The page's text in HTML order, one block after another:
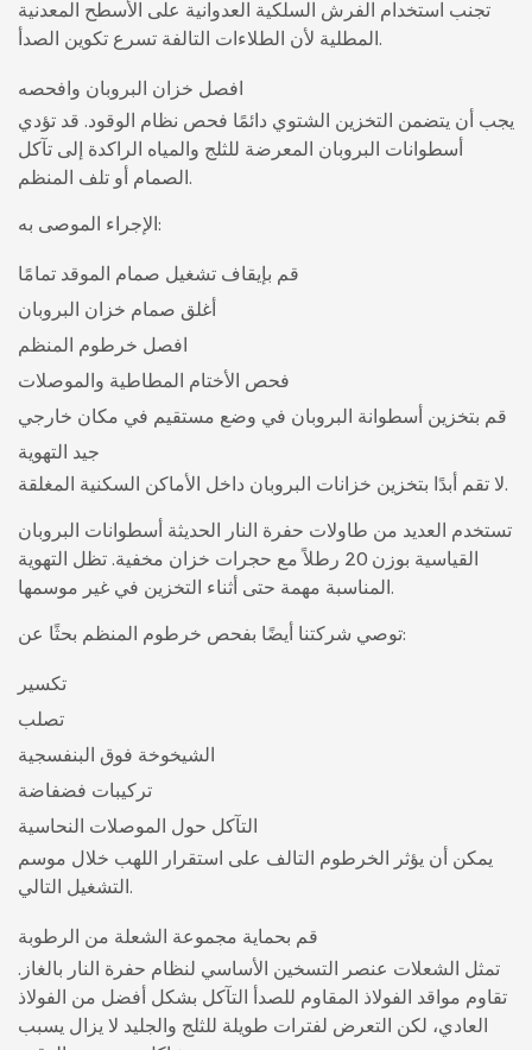
تجنب استخدام الفرش السلكية العدوانية على الأسطح المعدنية
المطلية لأن الطلاءات التالفة تسرع تكوين الصدأ.
افصل خزان البروبان وافحصه
يجب أن يتضمن التخزين الشتوي دائمًا فحص نظام الوقود. قد تؤدي
أسطوانات البروبان المعرضة للثلج والمياه الراكدة إلى تآكل
الصمام أو تلف المنظم.
الإجراء الموصى به:
قم بإيقاف تشغيل صمام الموقد تمامًا
أغلق صمام خزان البروبان
افصل خرطوم المنظم
فحص الأختام المطاطية والموصلات
قم بتخزين أسطوانة البروبان في وضع مستقيم في مكان خارجي
جيد التهوية
لا تقم أبدًا بتخزين خزانات البروبان داخل الأماكن السكنية المغلقة.
تستخدم العديد من طاولات حفرة النار الحديثة أسطوانات البروبان
القياسية بوزن 20 رطلاً مع حجرات خزان مخفية. تظل التهوية
المناسبة مهمة حتى أثناء التخزين في غير موسمها.
توصي شركتنا أيضًا بفحص خرطوم المنظم بحثًا عن:
تكسير
تصلب
الشيخوخة فوق البنفسجية
تركيبات فضفاضة
التآكل حول الموصلات النحاسية
يمكن أن يؤثر الخرطوم التالف على استقرار اللهب خلال موسم
التشغيل التالي.
قم بحماية مجموعة الشعلة من الرطوبة
تمثل الشعلات عنصر التسخين الأساسي لنظام حفرة النار بالغاز.
تقاوم مواقد الفولاذ المقاوم للصدأ التآكل بشكل أفضل من الفولاذ
العادي، لكن التعرض لفترات طويلة للثلج والجليد لا يزال يسبب